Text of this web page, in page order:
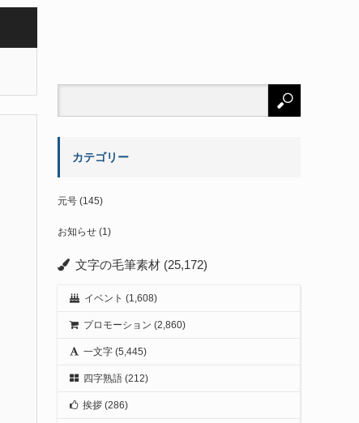
カテゴリー
元号 (145)
お知らせ (1)
文字の毛筆素材 (25,172)
イベント (1,608)
プロモーション (2,860)
一文字 (5,445)
四字熟語 (212)
挨拶 (286)